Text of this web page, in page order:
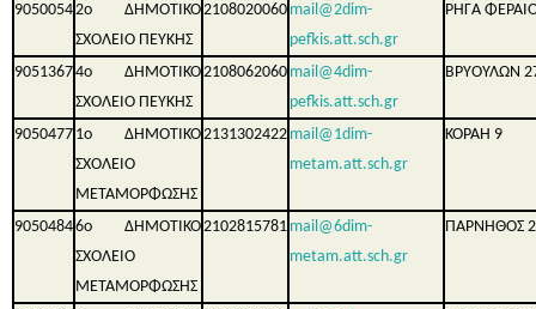
90500542ο ΔΗΜΟΤΙΚΟ
ΣΧΟΛΕΙΟ ΠΕΥΚΗΣ
2108020060 mail@2dim-
pefkis.att.sch.gr
ΡΗΓΑ
90513674ο ΔΗΜΟΤΙΚΟ
ΣΧΟΛΕΙΟ ΠΕΥΚΗΣ
2108062060 mail@4dim-
pefkis.att.sch.gr
ΒΡΥΟΥΛΩΝ
9050477 1ο ΔΗΜΟΤΙΚΟ
ΣΧΟΛΕΙΟ
ΜΕΤΑΜΟΡΦΩΣΗΣ
2131302422 mail@1dim-
metam.att.sch.gr
ΚΟΡΑΗ 9
90504846ο ΔΗΜΟΤΙΚΟ
ΣΧΟΛΕΙΟ
ΜΕΤΑΜΟΡΦΩΣΗΣ
2102815781 mail@6dim-
metam.att.sch.gr
ΠΑΡΝΗΘΟΣ